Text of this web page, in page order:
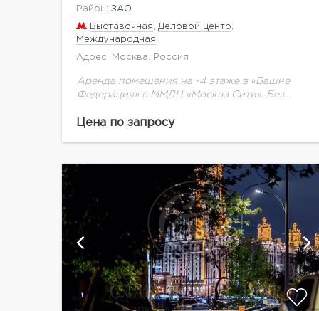
Район: ЗАО
Выставочная Деловой центр
Международная
Адрес: Москва, Россия
Аренда помещения на -4 этаже в «Башне
Федерация» в ММДЦ «Москва Сити». Без
Цена по запросу
показать ещё 7 фотографий